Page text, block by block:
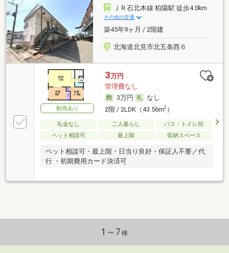
ＪＲ石北本線 柏陽駅 徒歩4.0km
その他の交通
築45年9ヶ月 / 2階建
北海道北見市北五条西６
動画あり
3万円
管理費なし
3万円
なし
2階 / 2LDK（43.56m2）
礼金なし 二人暮らし
バス・トイレ別
ペット相談可
最上階 収納スペース
ペット相談可・最上階・日当り良好・保証人不要／代
行 ・初期費用カード決済可
1～7 棟